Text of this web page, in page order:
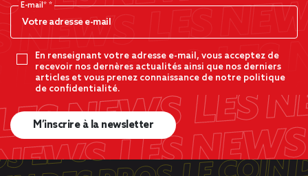
E-mail*
En renseignant votre adresse e-mail, vous acceptez de
recevoir nos dernères actualités ainsi que nos derniers
articles et vous prenez connaissance de notre politique
de confidentialité.
M’inscrire à la newsletter